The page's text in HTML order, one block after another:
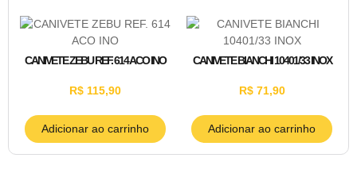
CANIVETE ZEBU REF. 614 ACO INO
R$ 115,90
Adicionar ao carrinho
CANIVETE BIANCHI 10401/33 INOX
R$71,90
Adicionar ao carrinho